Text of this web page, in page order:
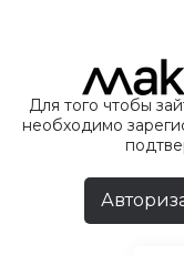
Для того чтобы
необходимо